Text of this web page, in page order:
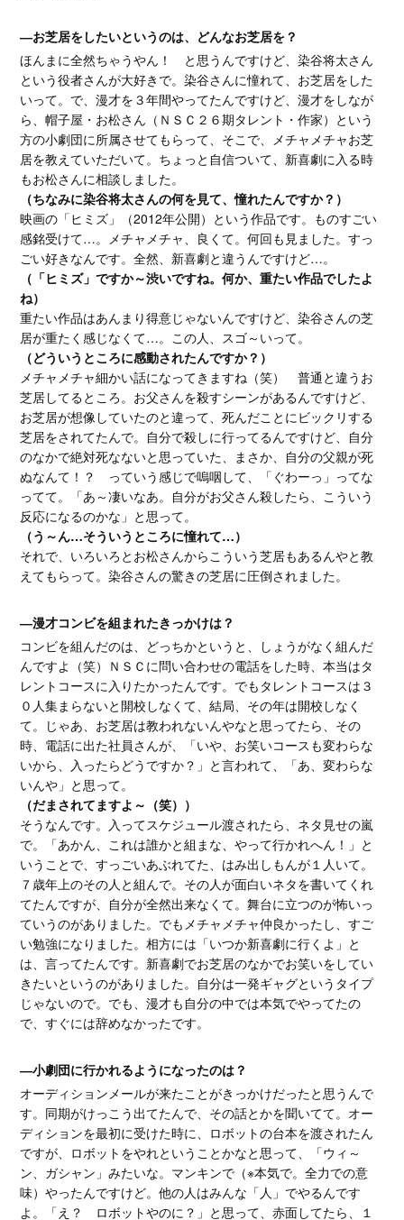
―お芝居をしたいというのは、どんなお芝居を？
ほんまに全然ちゃうやん！ と思うんですけど、染谷将太さん
という役者さんが大好きで。染谷さんに憧れて、お芝居をした
いって。で、漫才を３年間やってたんですけど、漫才をしなが
ら、帽子屋・お松さん（ＮＳＣ２６期タレント・作家）という
方の小劇団に所属させてもらって、そこで、メチャメチャお芝
居を教えていただいて。ちょっと自信ついて、新喜劇に入る時
もお松さんに相談しました。
（ちなみに染谷将太さんの何を見て、憧れたんですか？）
映画の「ヒミズ」（2012年公開）という作品です。ものすごい
感銘受けて…。メチャメチャ、良くて。何回も見ました。すっ
ごい好きなんです。全然、新喜劇と違うんですけど…。
（「ヒミズ」ですか～渋いですね。何か、重たい作品でしたよ
ね）
重たい作品はあんまり得意じゃないんですけど、染谷さんの芝
居が重たく感じなくて…。この人、スゴ～いって。
（どういうところに感動されたんですか？）
メチャメチャ細かい話になってきますね（笑） 普通と違うお
芝居してるところ。お父さんを殺すシーンがあるんですけど、
お芝居が想像していたのと違って、死んだことにビックリする
芝居をされてたんで。自分で殺しに行ってるんですけど、自分
のなかで絶対死なないと思っていた、まさか、自分の父親が死
ぬなんて！？ っていう感じで嗚咽して、「ぐわーっ」ってな
ってて。「あ～凄いなあ。自分がお父さん殺したら、こういう
反応になるのかな」と思って。
（う～ん…そういうところに憧れて…）
それで、いろいろとお松さんからこういう芝居もあるんやと教
えてもらって。染谷さんの驚きの芝居に圧倒されました。
―漫才コンビを組まれたきっかけは？
コンビを組んだのは、どっちかというと、しょうがなく組んだ
んですよ（笑）ＮＳＣに問い合わせの電話をした時、本当はタ
レントコースに入りたかったんです。でもタレントコースは３
０人集まらないと開校しなくて、結局、その年は開校しなく
て。じゃあ、お芝居は教われないんやなと思ってたら、その
時、電話に出た社員さんが、「いや、お笑いコースも変わらな
いから、入ったらどうですか？」と言われて、「あ、変わらな
いんや」と思って。
（だまされてますよ～（笑））
そうなんです。入ってスケジュール渡されたら、ネタ見せの嵐
で。「あかん、これは誰かと組まな、やって行かれへん！」と
いうことで、すっごいあぶれてた、はみ出しもんが１人いて。
７歳年上のその人と組んで。その人が面白いネタを書いてくれ
てたんですが、自分が全然出来なくて。舞台に立つのが怖いっ
ていうのがありました。でもメチャメチャ仲良かったし、すご
い勉強になりました。相方には「いつか新喜劇に行くよ」と
は、言ってたんです。新喜劇でお芝居のなかでお笑いをしてい
きたいというのがありました。自分は一発ギャグというタイプ
じゃないので。でも、漫才も自分の中では本気でやってたの
で、すぐには辞めなかったです。
―小劇団に行かれるようになったのは？
オーディションメールが来たことがきっかけだったと思うんで
す。同期がけっこう出てたんで、その話とかを聞いてて。オー
ディションを最初に受けた時に、ロボットの台本を渡されたん
ですが、ロボットをやれということかなと思って、「ウィ～
ン、ガシャン」みたいな。マンキンで（※本気で。全力での意
味）やったんですけど。他の人はみんな「人」でやるんです
よ。「え？ ロボットやのに？」と思って、赤面してたら、１